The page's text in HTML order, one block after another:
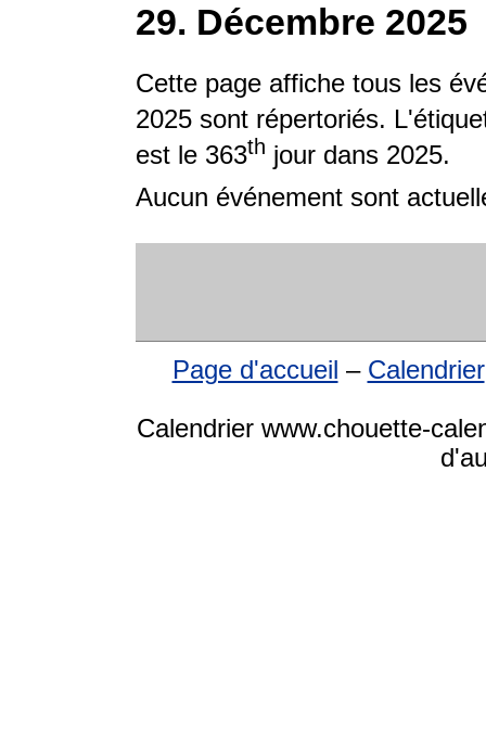
29. Décembre 2025
Cette page affiche tous les
2025 sont répertoriés.
est le 363th jour dans 2025.
Aucun événement sont
Page d'accueil – Calendrier
Calendrier www.chouette-